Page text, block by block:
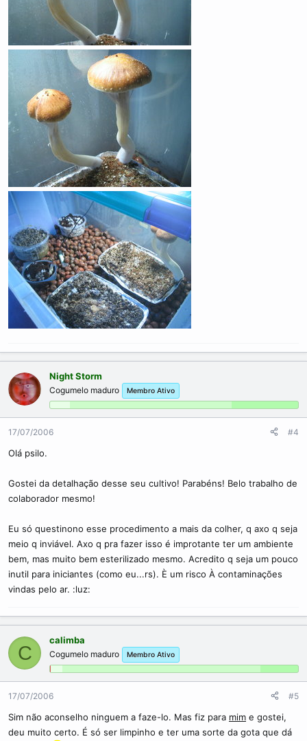
Night Storm
Cogumelo maduro Membro Ativo
17/07/2006 #4
Olá psilo.
Gostei da detalhação desse seu cultivo! Parabéns! Belo trabalho de
colaborador mesmo!
Eu só questinono esse procedimento a mais da colher, q axo q seja
meio q inviável. Axo q pra fazer isso é improtante ter um ambiente
bem, mas muito bem esterilizado mesmo. Acredito q seja um pouco
inutil para iniciantes (como eu...rs). È um risco À contaminações
vindas pelo ar. :luz:
C
calimba
Cogumelo maduro Membro Ativo
17/07/2006 #5
Sim não aconselho ninguem a faze-lo. Mas fiz para mim e gostei,
deu muito certo. É só ser limpinho e ter uma sorte da gota que dá